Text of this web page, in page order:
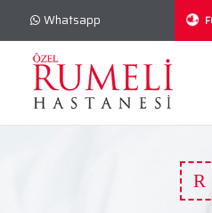
Whatsapp
R